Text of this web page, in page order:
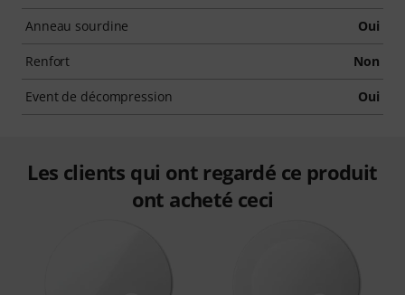
Anneau sourdine Oui
Renfort Non
Event de décompression Oui
Les clients qui ont regardé ce produit
ont acheté ceci